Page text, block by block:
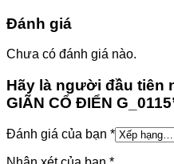
Đánh giá
Chưa có đánh giá nào.
Hãy là người đầu tiên
GIÃN CỔ ĐIỂN
Đánh giá của bạn *